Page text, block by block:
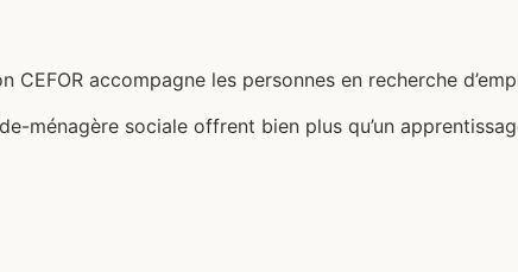
accompagne les personnes en recherche
ménagère sociale offrent bien plus qu’un